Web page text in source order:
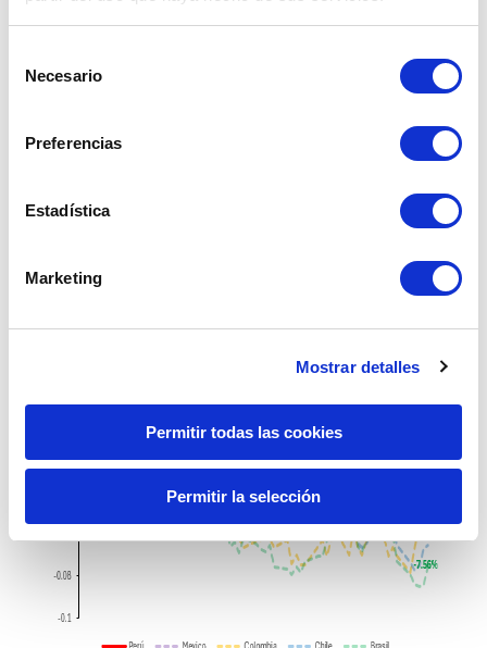
Necesario
Preferencias
Estadística
Marketing
Mostrar detalles
Permitir todas las cookies
Permitir la selección
El sol peruano se apreció un 3.45%,
en comparación con la primera semana de
marzo, destacándose entre las principales
Le siguió el real brasileño, con una
apreciación del 7.56%, mientras que el peso
mexicano fue una de las monedas con peor